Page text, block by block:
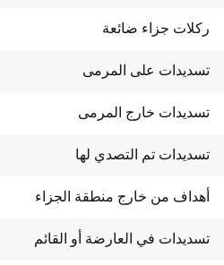
ركلات جزاء ضائعة
تسديدات على المرمى
تسديدات خارج المرمى
تسديدات تم التصدي لها
أهداف من خارج منطقة الجزاء
تسديدات في العارضة أو القائم